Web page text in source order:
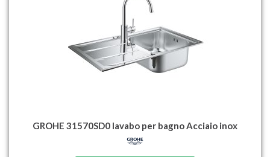
GROHE 31570SD0 lavabo per bagno Acciaio inox